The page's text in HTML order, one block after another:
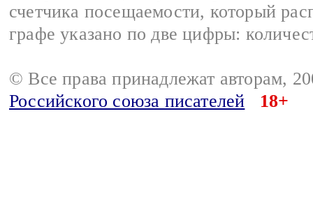
счетчика посещаемости, который
графе указано по две цифры:
© Все права принадлежат авторам,
Российского союза писателей
18+